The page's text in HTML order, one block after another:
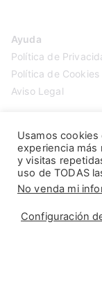
Ayuda
Política de
Política de Cookies
Aviso Legal
Usamos
experiencia más
y visitas
uso de TODAS
No venda mi
Configuración